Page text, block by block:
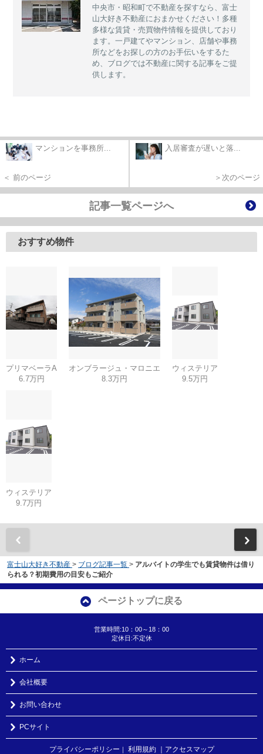
中央市・昭和町で不動産を探すなら、富士
山大好き不動産におまかせください！多種
多様な賃貸・売買物件情報を提供しており
ます。一戸建てやマンション、店舗や事務
所などをお探しの方のお手伝いをするた
め、ブログでは不動産に関する記事をご提
供します。
マンションを事務所...
＜ 前のページ
入居審査が遅いと落...
＞次のページ
記事一覧ページへ
おすすめ物件
プリマベーラA
6.7万円
オンブラージュ・マロニエ
8.3万円
ウィステリア
9.5万円
ウィステリア
9.7万円
富士山大好き不動産 > ブログ記事一覧 > アルバイトの学生でも賃貸物件は借り
られる？初期費用の目安もご紹介
ページトップに戻る
営業時間:10：00～18：00
定休日:不定休
ホーム
会社概要
お問い合わせ
PCサイト
プライバシーポリシー ｜ 利用規約 ｜アクセスマップ